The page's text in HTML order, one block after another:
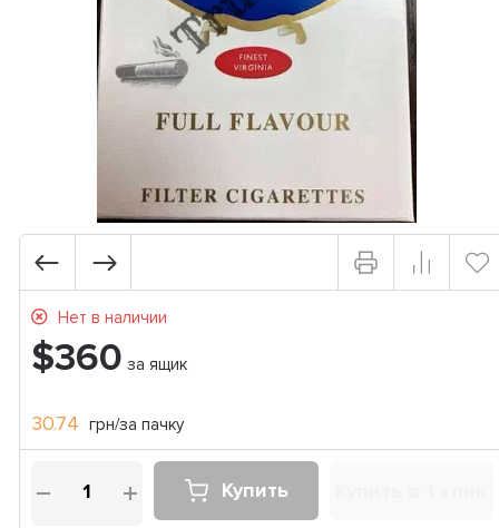
Нет в наличии
$360 за ящик
30.74 грн/за пачку
Купить